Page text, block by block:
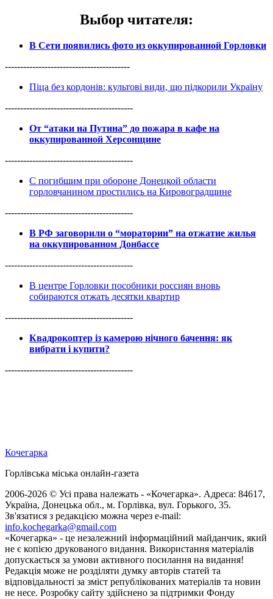
Выбор читателя:
В Сети появились фото из оккупированной Горловки
-----------------------------------------
Піца без кордонів: культові види, що підкорили Україну
------------------------------------------
От “атаки на Путина” до пожара в кафе на
оккупированной Херсонщине
------------------------------------------
С погибшим при обороне Донецкой области
горловчанином простились на Кировоградщине
------------------------------------------
В РФ заговорили о “моратории” на отжатие жилья
на оккупированном Донбассе
------------------------------------------
В центре Горловки пособники россиян вновь
собираются отжать десятки квартир
------------------------------------------
Квадрокоптер із камерою нічного бачення: як
вибрати і купити?
------------------------------------------
Кочегарка
Горлівська міська онлайн-газета
2006-2026 © Усі права належать - «Кочегарка». Адреса: 84617,
Україна, Донецька обл., м. Горлівка, вул. Горького, 35.
Зв'язатися з редакцією можна через e-mail:
info.kochegarka@gmail.com
«Кочегарка» - це незалежний інформаційний майданчик, який
не є копією друкованого видання. Використання матеріалів
допускається за умови активного посилання на видання!
Редакція може не розділяти думку авторів статей та
відповідальності за зміст републікованих матеріалів та новин
не несе. Розробку сайту здійснено за підтримки Фонду